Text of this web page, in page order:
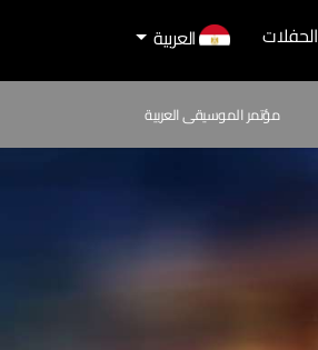
الحفلات العربية
مؤتمر الموسيقى العربية